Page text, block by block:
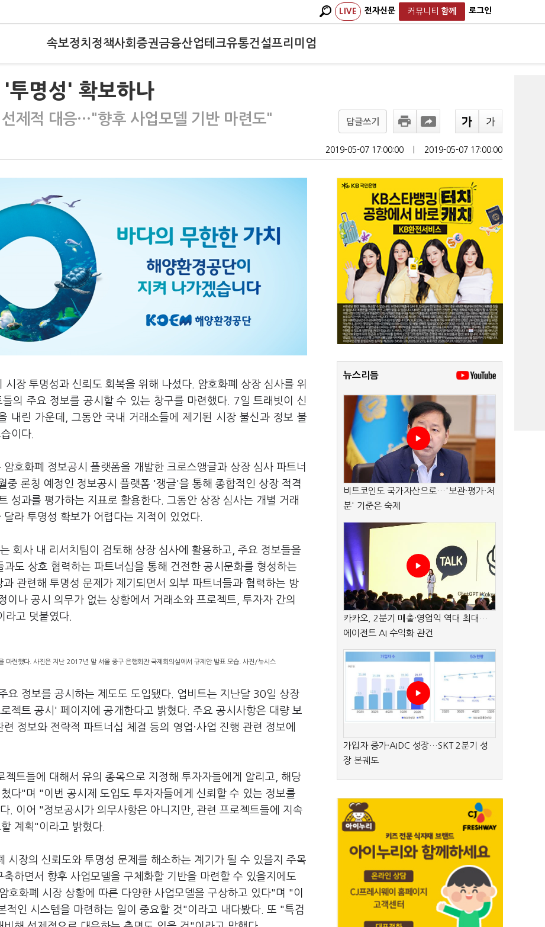
LIVE 전자신문 커뮤니티 함께 로그인
속보정치 정책사회 증권금융산업테크유통건설프리미엄
투명성' 확보하나
제적 대응…"향후 사업모델 기반 마련도" 답글쓰기
2019-05-07 17:00:00 2019-05-07 17:00:00
장 투명성과 신뢰도 회복을 위해 나섰다. 암호화폐 상장 심사를 위
의 주요 정보를 공시할 수 있는 창구를 마련했다. 7일 트래빗이 신
내린 가운데, 그동안 국내 거래소들에 제기된 시장 불신과 정보 불
이다.
호화폐 정보공시 플랫폼을 개발한 크로스앵글과 상장 심사 파트너
중 론칭 예정인 정보공시 플랫폼 '쟁글'을 통해 종합적인 상장 적격
성과를 평가하는 지표로 활용한다. 그동안 상장 심사는 개별 거래
라 투명성 확보가 어렵다는 지적이 있었다.
회사 내 리서치팀이 검토해 상장 심사에 활용하고, 주요 정보들을
도 상호 협력하는 파트너십을 통해 건전한 공시문화를 형성하는
관련해 투명성 문제가 제기되면서 외부 파트너들과 협력하는 방
나 공시 의무가 없는 상황에서 거래소와 프로젝트, 투자자 간의
라고 덧붙였다.
마련했다. 사진은 지난 2017년 말 서울 중구 은행회관 국제회의실에서 규제안 발표 모습. 사진/뉴시스
요 정보를 공시하는 제도도 도입됐다. 업비트는 지난달 30일 상장
젝트 공시' 페이지에 공개한다고 밝혔다. 주요 공시사항은 대량 보
정보와 전략적 파트너십 체결 등의 영업·사업 진행 관련 정보에
트들에 대해서 유의 종목으로 지정해 투자자들에게 알리고, 해당
다"며 "이번 공시제 도입도 투자자들에게 신뢰할 수 있는 정보를
. 이어 "정보공시가 의무사항은 아니지만, 관련 프로젝트들에 지속
계획"이라고 밝혔다.
시장의 신뢰도와 투명성 문제를 해소하는 계기가 될 수 있을지 주목
하면서 향후 사업모델을 구체화할 기반을 마련할 수 있을지에도
호화폐 시장 상황에 따른 다양한 사업모델을 구상하고 있다"며 "이
적인 시스템을 마련하는 일이 중요할 것"이라고 내다봤다. 또 "특검
뉴스리듬
비트코인도 국가자산으로…'보관·평가·처
분' 기준은 숙제
카카오, 2분기 매출·영업익 역대 최대…
에이전트 AI 수익화 관건
가입자 증가·AIDC 성장…SKT 2분기 성
장 본궤도